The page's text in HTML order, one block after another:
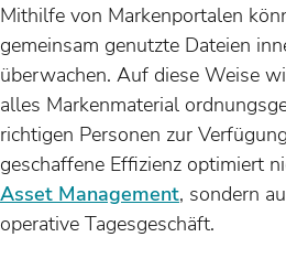
Mithilfe von Markenportalen
gemeinsam genutzte Dateien
überwachen. Auf diese Weise
alles Markenmaterial
richtigen Personen zur
geschaffene Effizienz optimiert
Asset Management, sondern
operative Tagesgeschäft.